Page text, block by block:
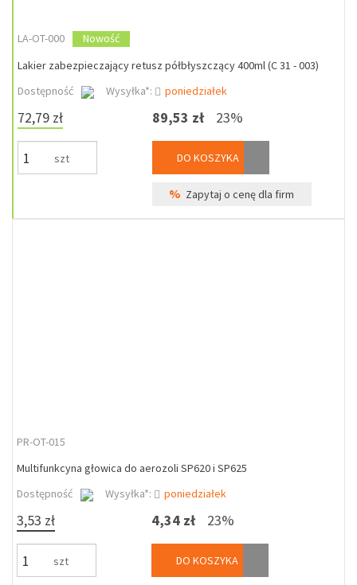
LA-OT-000
Nowość
Lakier zabezpieczający retusz półbłyszczący 400ml (C 31 - 003)
Dostępność
Wysyłka*: poniedziałek
72,79 zł
szt
89,53 zł 23%
DO KOSZYKA
% Zapytaj o cenę dla firm
PR-OT-015
Multifunkcyna głowica do aerozoli SP620 i SP625
Dostępność
Wysyłka*: poniedziałek
3,53 zł
szt
4,34 zł 23%
DO KOSZYKA